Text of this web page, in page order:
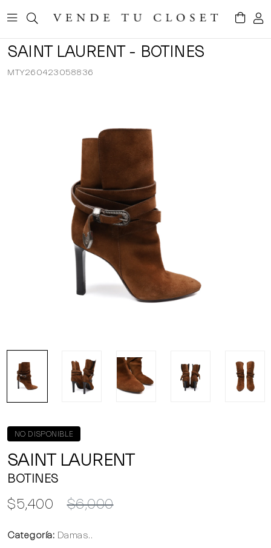
SAINT LAURENT - BOTINES
MTY260423058836
NO DISPONIBLE
SAINT LAURENT
BOTINES
$5,400 $6,000
Categoría: Damas..